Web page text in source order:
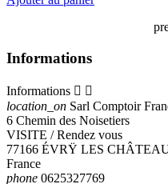
Informations
Informations  
location_on Sarl Comptoir
6 Chemin des Noisetiers
VISITE / Rendez vous
77166 ÉVRŸ LES
France
phone 0625327769